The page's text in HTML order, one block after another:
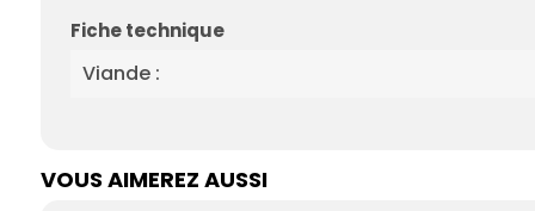
Fiche technique
Viande :
VOUS AIMEREZ AUSSI